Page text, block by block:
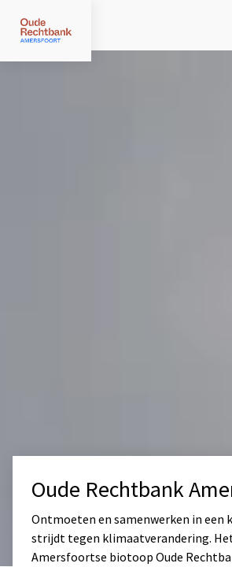
Oude Rechtbank
Ontmoeten en samenwerken in een
strijdt tegen klimaatverandering.
Amersfoortse biotoop Oude